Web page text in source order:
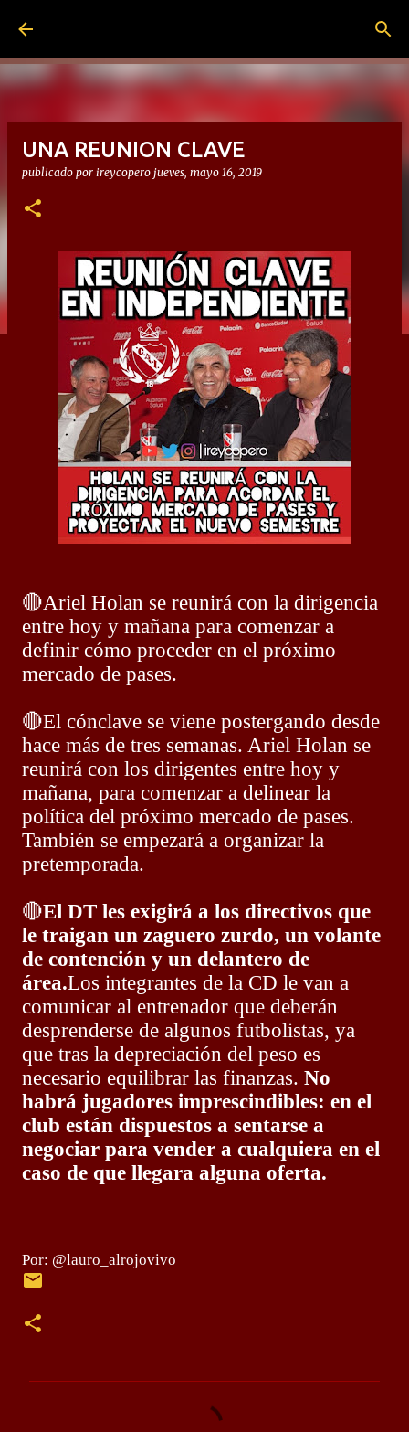
UNA REUNION CLAVE
publicado por ireycopero jueves, mayo 16, 2019
🔴Ariel Holan se reunirá con la dirigencia
entre hoy y mañana para comenzar a
definir cómo proceder en el próximo
mercado de pases.
🔴El cónclave se viene postergando desde
hace más de tres semanas. Ariel Holan se
reunirá con los dirigentes entre hoy y
mañana, para comenzar a delinear la
política del próximo mercado de pases.
También se empezará a organizar la
pretemporada.
🔴El DT les exigirá a los directivos que
le traigan un zaguero zurdo, un volante
de contención y un delantero de
área.Los integrantes de la CD le van a
comunicar al entrenador que deberán
desprenderse de algunos futbolistas, ya
que tras la depreciación del peso es
necesario equilibrar las finanzas. No
habrá jugadores imprescindibles: en el
club están dispuestos a sentarse a
negociar para vender a cualquiera en el
caso de que llegara alguna oferta.
Por: @lauro_alrojovivo